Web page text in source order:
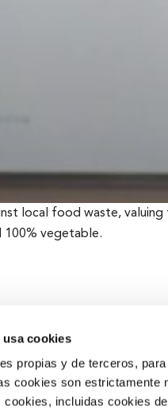
usa cookies
propias y de terceros,
cookies son estrictamente
cookies, incluidas cookies
local food waste,
100% vegetable.